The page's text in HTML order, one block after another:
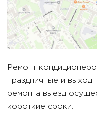
Ремонт
праздничные и
ремонта выезд
короткие сроки.